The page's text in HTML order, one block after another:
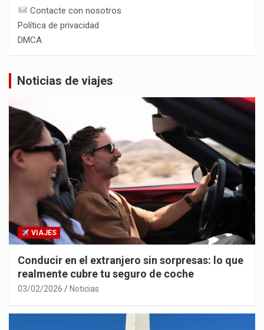
Contacte con nosotros
Política de privacidad
DMCA
Noticias de viajes
VIAJES
Conducir en el extranjero sin sorpresas: lo que
realmente cubre tu seguro de coche
03/02/2026 Noticias